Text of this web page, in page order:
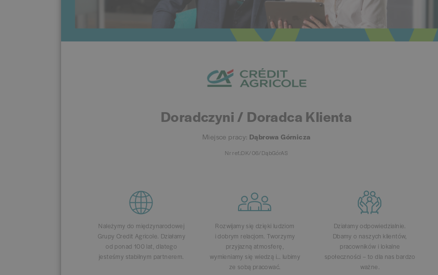
Doradczyni / Doradca Klienta
Miejsce pracy: Dąbrowa Górnicza
Nr ref.:DK/06/DąbGórAS
Należymy do międzynarodowej
Grupy Credit Agricole. Działamy
od ponad 100 lat, dlatego
jesteśmy stabilnym partnerem.
Rozwijamy się dzięki ludziom
i dobrym relacjom. Tworzymy
przyjazną atmosferę,
wymieniamy się wiedzą i… lubimy
ze sobą pracować.
Działamy odpowiedzialnie.
Dbamy o naszych klientów,
pracowników i lokalne
społeczności – to dla nas bardzo
ważne.